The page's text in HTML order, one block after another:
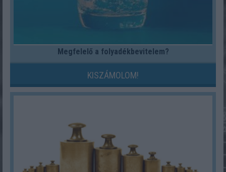
Megfelelő a folyadékbevitelem?
KISZÁMOLOM!